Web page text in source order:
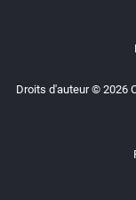
Droits d'auteur © 2026